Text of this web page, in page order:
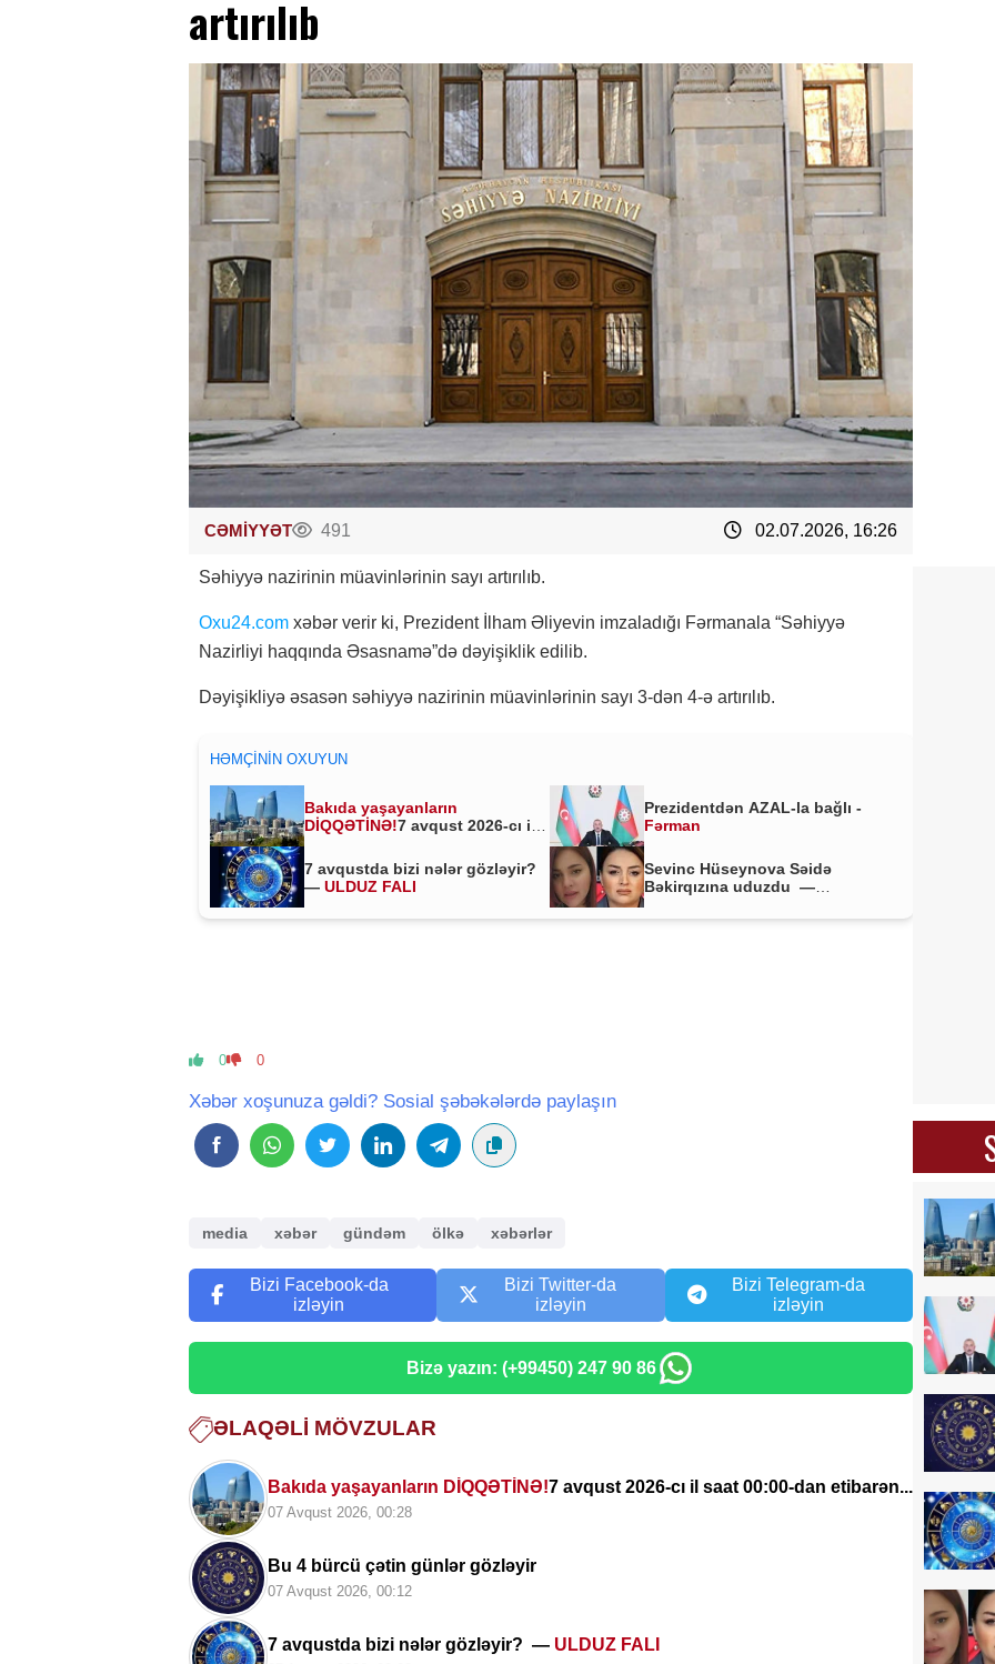
artırılıb
CƏMİYYƏT 491 02.07.2026, 16:26
Səhiyyə nazirinin müavinlərinin sayı artırılıb.
Oxu24.com xəbər verir ki, Prezident İlham Əliyevin imzaladığı Fərmanala “Səhiyyə
Nazirliyi haqqında Əsasnamə”də dəyişiklik edilib.
Dəyişikliyə əsasən səhiyyə nazirinin müavinlərinin sayı 3-dən 4-ə artırılıb.
HƏMÇININ OXUYUN
Bakıda yaşayanların
DİQQƏTİNƏ!7 avqust 2026-cı il
Prezidentdən AZAL-la bağlı -
Fərman
7 avqustda bizi nələr gözləyir?
—ULDUZ FALI
Sevinc Hüseynova Səidə
Bəkirqızına uduzdu —
0 0
Xəbər xoşunuza gəldi? Sosial şəbəkələrdə paylaşın
media xəbər gündəm ölkə xəbərlər
Bizi Facebook-da
izləyin
Bizi Twitter-da
izləyin
Bizi Telegram-da
izləyin
Bizə yazın: (+99450) 247 90 86
ƏLAQƏLI MÖVZULAR
Bakıda yaşayanların DİQQƏTİNƏ!7 avqust 2026-cı il saat 00:00-dan etibarən...
07 Avqust 2026, 00:28
Bu 4 bürcü çətin günlər gözləyir
07 Avqust 2026, 00:12
7 avqustda bizi nələr gözləyir? — ULDUZ FALI